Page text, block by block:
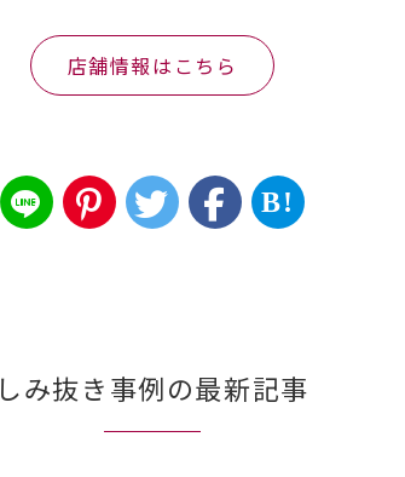
店舗情報はこちら
B!
しみ抜き事例の最新記事